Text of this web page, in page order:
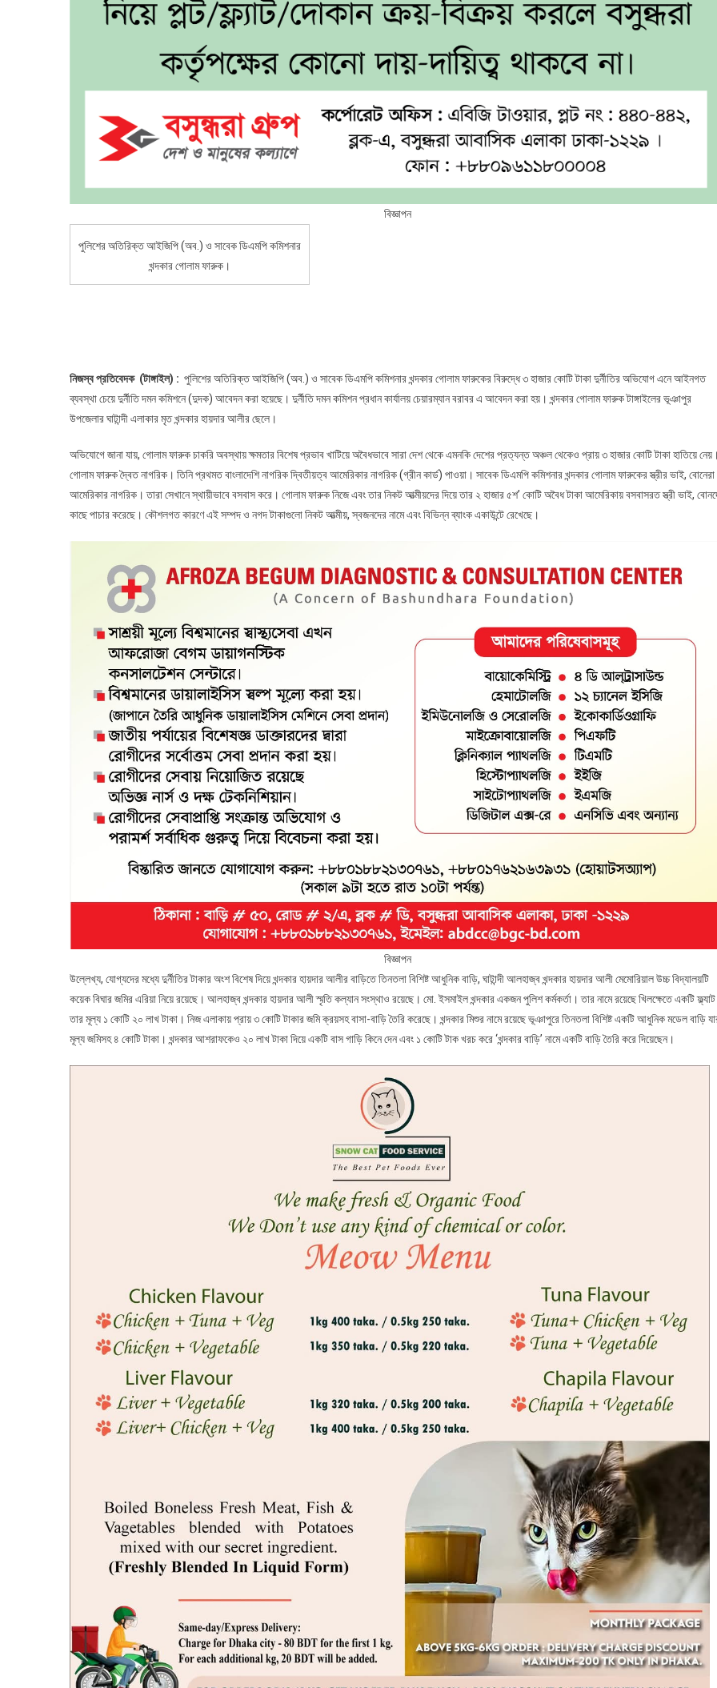
বিজ্ঞাপন
পুলিশের অতিরিক্ত আইজিপি (অব.) ও সাবেক ডিএমপি কমিশনার
খন্দকার গোলাম ফারুক।
নিজস্ব প্রতিবেদক (টাঙ্গাইল) : পুলিশের অতিরিক্ত আইজিপি (অব.) ও সাবেক ডিএমপি কমিশনার খন্দকার গোলাম ফারুকের বিরুদ্ধে ৩ হাজার কোটি টাকা দুর্নীতির অভিযোগ এনে আইনগত
ব্যবস্থা চেয়ে দুর্নীতি দমন কমিশনে (দুদক) আবেদন করা হয়েছে। দুর্নীতি দমন কমিশন প্রধান কার্যালয় চেয়ারম্যান বরাবর এ আবেদন করা হয়। খন্দকার গোলাম ফারুক টাঙ্গাইলের ভূঞাপুর
উপজেলার ঘাটান্দী এলাকার মৃত খন্দকার হায়দার আলীর ছেলে।
অভিযোগে জানা যায়, গোলাম ফারুক চাকরি অবস্থায় ক্ষমতার বিশেষ প্রভাব খাটিয়ে অবৈধভাবে সারা দেশ থেকে এমনকি দেশের প্রত্যন্ত অঞ্চল থেকেও প্রায় ৩ হাজার কোটি টাকা হাতিয়ে
গোলাম ফারুক দ্বৈত নাগরিক। তিনি প্রথমত বাংলাদেশি নাগরিক দ্বিতীয়ত্ব আমেরিকার নাগরিক (গ্রীন কার্ড) পাওয়া। সাবেক ডিএমপি কমিশনার খন্দকার গোলাম ফারুকের স্ত্রীর ভাই, বোনেরা
আমেরিকার নাগরিক। তারা সেখানে স্থায়ীভাবে বসবাস করে। গোলাম ফারুক নিজে এবং তার নিকট আত্মীয়দের দিয়ে তার ২ হাজার ৫শ’ কোটি অবৈধ টাকা আমেরিকায় বসবাসরত স্ত্রী ভাই,
কাছে পাচার করেছে। কৌশলগত কারণে এই সম্পদ ও নগদ টাকাগুলো নিকট আত্মীয়, স্বজনদের নামে এবং বিভিন্ন ব্যাংক একাউন্টে রেখেছে।
বিজ্ঞাপন
উল্লেখ্য, যোগ্যদের মধ্যে দুর্নীতির টাকার অংশ বিশেষ দিয়ে খন্দকার হায়দার আলীর বাড়িতে তিনতলা বিশিষ্ট আধুনিক বাড়ি, ঘাটান্দী আলহাজ্ব খন্দকার হায়দার আলী মেমোরিয়াল উচ্চ বিদ্যালয়টি
কয়েক বিঘার জমির এরিয়া নিয়ে রয়েছে। আলহাজ্ব খন্দকার হায়দার আলী স্মৃতি কল্যান সংস্থাও রয়েছে। মো. ইসমাইল খন্দকার একজন পুলিশ কর্মকর্তা। তার নামে রয়েছে খিলক্ষেতে একটি ফ্ল্যাট
তার মূল্য ১ কোটি ২০ লাখ টাকা। নিজ এলাকায় প্রায় ৩ কোটি টাকার জমি ক্রয়সহ বাসা-বাড়ি তৈরি করেছে। খন্দকার মিশুর নামে রয়েছে ভূঞাপুরে তিনতলা বিশিষ্ট একটি আধুনিক মডেল বাড়ি
মূল্য জমিসহ ৪ কোটি টাকা। খন্দকার আশরাফকেও ২০ লাখ টাকা দিয়ে একটি বাস গাড়ি কিনে দেন এবং ১ কোটি টাক খরচ করে ‘খন্দকার বাড়ি’ নামে একটি বাড়ি তৈরি করে দিয়েছেন।